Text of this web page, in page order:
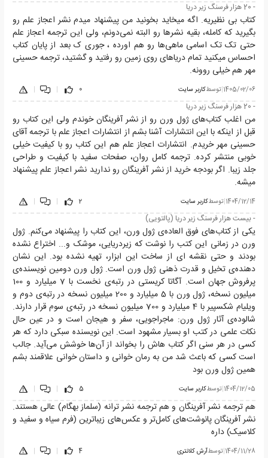
- 20 هزار فرسنگ زیر دریا
کتاب بی نظیریه. اگه میخاید بخونید من پیشنهاد میدم نشر اعجاز علم رو
بگیرید که کامله، بقیه نشرها رو البته نمی‌دونم، ولی این ترجمه اعجاز علم
حتی تک تک اسامی ماهی‌ها رو هم اورده ، جوری ک بعد از پایان کتاب
احساس میکنید تمام دریاهای روی زمین رو رفتید و گشتید، ترجمه حسینی
مهر هم خیلی روونه.
1405/02/06
|توسطکاربر سایت 0
|
|
- 20 هزار فرسنگ زیر دریا
من اغلب کتاب‌های ژول ورن رو از نشر آفرینگان خوندم ولی این کتاب رو
قبل از اینکه با این انتشارات آشنا بشم از انتشارات اعجاز علم با ترجمه آقای
حسینی مهر خریدم. انتشارات اعجاز علم هم این کتاب رو با کیفیت خیلی
خوبی منتشر کرده. ترجمه کامل روان، صفحات سفید با کیفیت و طراحی
جلد زیبا. اگر بودجه خرید از نشر آفرینگان رو ندارید نشر اعجاز علم پیشنهاد
میشه.
1404/12/14
|توسطکاربر سایت 2
|
|
- بیست هزار فرسنگ زیر دریا (پالتویی)
یکی از کتاب‌های فوق العاده‌ی ژول ورن، این کتاب را پیشنهاد می‌کنم. ژول
ورن در زمانی این کتب را نوشت که زیردریایی، موشک و... اختراع نشده
بودند و حتی نقشه ای از ساخت این ابزار، تهیه نشده بود. این نشان
دهنده‌ی تخیل و قدرت ذهنی ژول ورن است. ژول ورن دومین نویسنده‌ی
پرفروش جهان است. آگاتا کریستی در رتبه‌ی نخست با 7 میلیارد و 100
میلیون نسخه، ژول ورن با 5 میلیارد و 200 میلیون نسخه در رتبه‌ی دوم و
ویلیام شکسپیر با 4 میلیارد و 700 میلیون نسخه در رتبه‌ی سوم قرار دارند.
شالوده‌ی آثار ژول ورن: ماجراجویی، سفر و هیجان است و در عین حال
نکات علمی در کتب او بسیار مشهود است. این نویسنده سبکی دارد که هر
کسی در هر سنی اگر کتاب هاش را بخواند از آن‌ها خوشش می‌آید. جالب
است کسی که باعث شد من به رمان خوانی و داستان خوانی علاقمند بشم
همین ژول ورن بود
1404/12/05
|توسطکاربر سایت 5
|
|
هم ترجمه نشر آفرینگان و هم ترجمه نشر ترانه (سلماز بهگام) عالی هستند.
نشر آفرینگان پانوشت‌های کامل‌تر و عکس‌های زیباترین (فرم سیاه و سفید و
کلاسیک) داره
1404/11/28
|توسطآرش کلانتری 4
|
|